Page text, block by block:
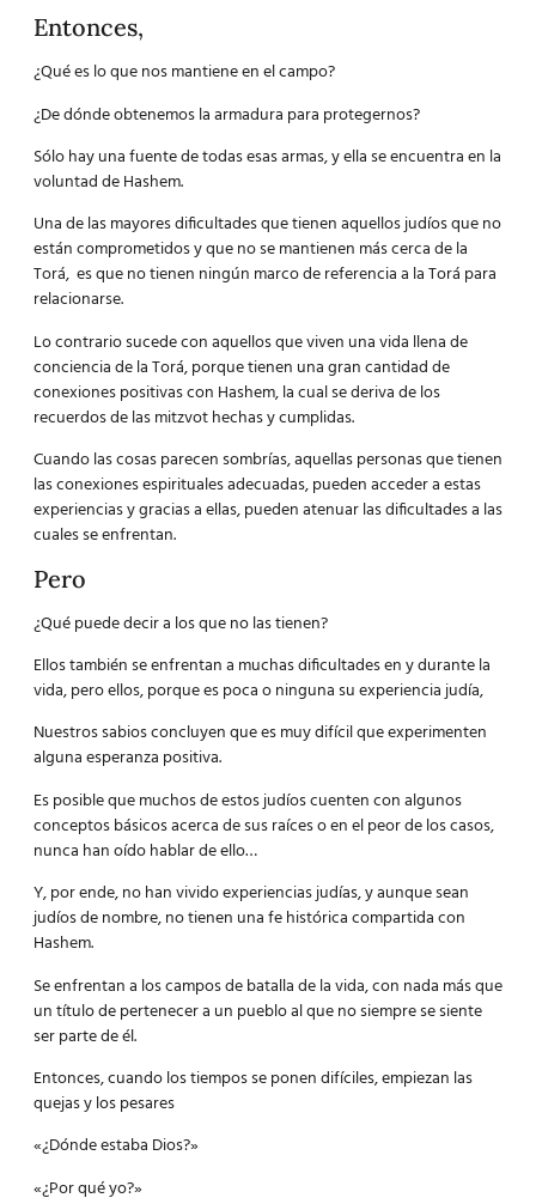
Entonces,
¿Qué es lo que nos mantiene en el campo?
¿De dónde obtenemos la armadura para protegernos?
Sólo hay una fuente de todas esas armas, y ella se encuentra en la
voluntad de Hashem.
Una de las mayores dificultades que tienen aquellos judíos que no
están comprometidos y que no se mantienen más cerca de la
Torá, es que no tienen ningún marco de referencia a la Torá para
relacionarse.
Lo contrario sucede con aquellos que viven una vida llena de
conciencia de la Torá, porque tienen una gran cantidad de
conexiones positivas con Hashem, la cual se deriva de los
recuerdos de las mitzvot hechas y cumplidas.
Cuando las cosas parecen sombrías, aquellas personas que tienen
las conexiones espirituales adecuadas, pueden acceder a estas
experiencias y gracias a ellas, pueden atenuar las dificultades a las
cuales se enfrentan.
Pero
¿Qué puede decir a los que no las tienen?
Ellos también se enfrentan a muchas dificultades en y durante la
vida, pero ellos, porque es poca o ninguna su experiencia judía,
Nuestros sabios concluyen que es muy difícil que experimenten
alguna esperanza positiva.
Es posible que muchos de estos judíos cuenten con algunos
conceptos básicos acerca de sus raíces o en el peor de los casos,
nunca han oído hablar de ello…
Y, por ende, no han vivido experiencias judías, y aunque sean
judíos de nombre, no tienen una fe histórica compartida con
Hashem.
Se enfrentan a los campos de batalla de la vida, con nada más que
un título de pertenecer a un pueblo al que no siempre se siente
ser parte de él.
Entonces, cuando los tiempos se ponen difíciles, empiezan las
quejas y los pesares
«¿Dónde estaba Dios?»
«¿Por qué yo?»